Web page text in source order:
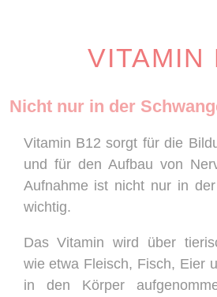
VITAMIN
Nicht nur in der
Vitamin B12 sorgt für die
und für den Aufbau von
Aufnahme ist nicht nur in
wichtig.
Das Vitamin wird über
wie etwa Fleisch, Fisch, Eier
in den Körper